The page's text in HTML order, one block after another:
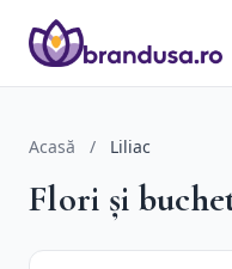
Acasă / Liliac
Flori și